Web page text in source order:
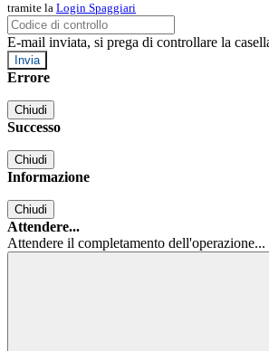
tramite la Login Spaggiari
E-mail inviata, si prega di controllare la
Errore
Chiudi
Successo
Chiudi
Informazione
Chiudi
Attendere...
Attendere il completamento dell'operazione...